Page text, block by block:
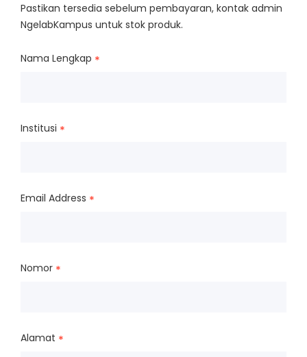
Pastikan tersedia sebelum pembayaran, kontak admin
NgelabKampus untuk stok produk.
Nama Lengkap *
Institusi *
Email Address *
Nomor *
Alamat *